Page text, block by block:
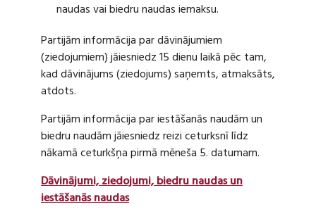
naudas vai biedru naudas iemaksu.
Partijām informācija par dāvinājumiem
(ziedojumiem) jāiesniedz 15 dienu laikā pēc tam,
kad dāvinājums (ziedojums) saņemts, atmaksāts,
atdots.
Partijām informācija par iestāšanās naudām un
biedru naudām jāiesniedz reizi ceturksnī līdz
nākamā ceturkšņa pirmā mēneša 5. datumam.
Dāvinājumi, ziedojumi, biedru naudas un
iestāšanās naudas